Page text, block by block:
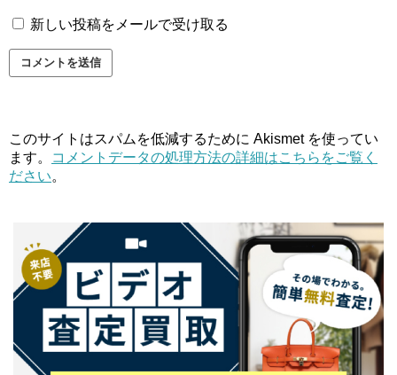
新しい投稿をメールで受け取る
このサイトはスパムを低減するために Akismet を使ってい
ます。
コメントデータの処理方法の詳細はこちらをご覧く
ださい。